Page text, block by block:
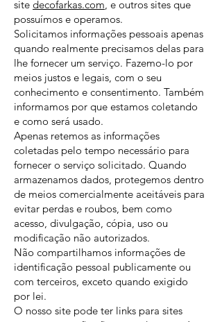
site decofarkas.com , e outros sites que
possuímos e operamos.
Solicitamos informações pessoais apenas
quando realmente precisamos delas para
lhe fornecer um serviço. Fazemo-lo por
meios justos e legais, com o seu
conhecimento e consentimento. Também
informamos por que estamos coletando
e como será usado.
Apenas retemos as informações
coletadas pelo tempo necessário para
fornecer o serviço solicitado. Quando
armazenamos dados, protegemos dentro
de meios comercialmente aceitáveis ​​para
evitar perdas e roubos, bem como
acesso, divulgação, cópia, uso ou
modificação não autorizados.
Não compartilhamos informações de
identificação pessoal publicamente ou
com terceiros, exceto quando exigido
por lei.
O nosso site pode ter links para sites